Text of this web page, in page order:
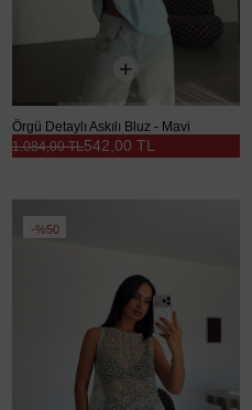
Örgü Detaylı Askılı Bluz - Mavi
542,00 TL
1.084,00 TL
%50